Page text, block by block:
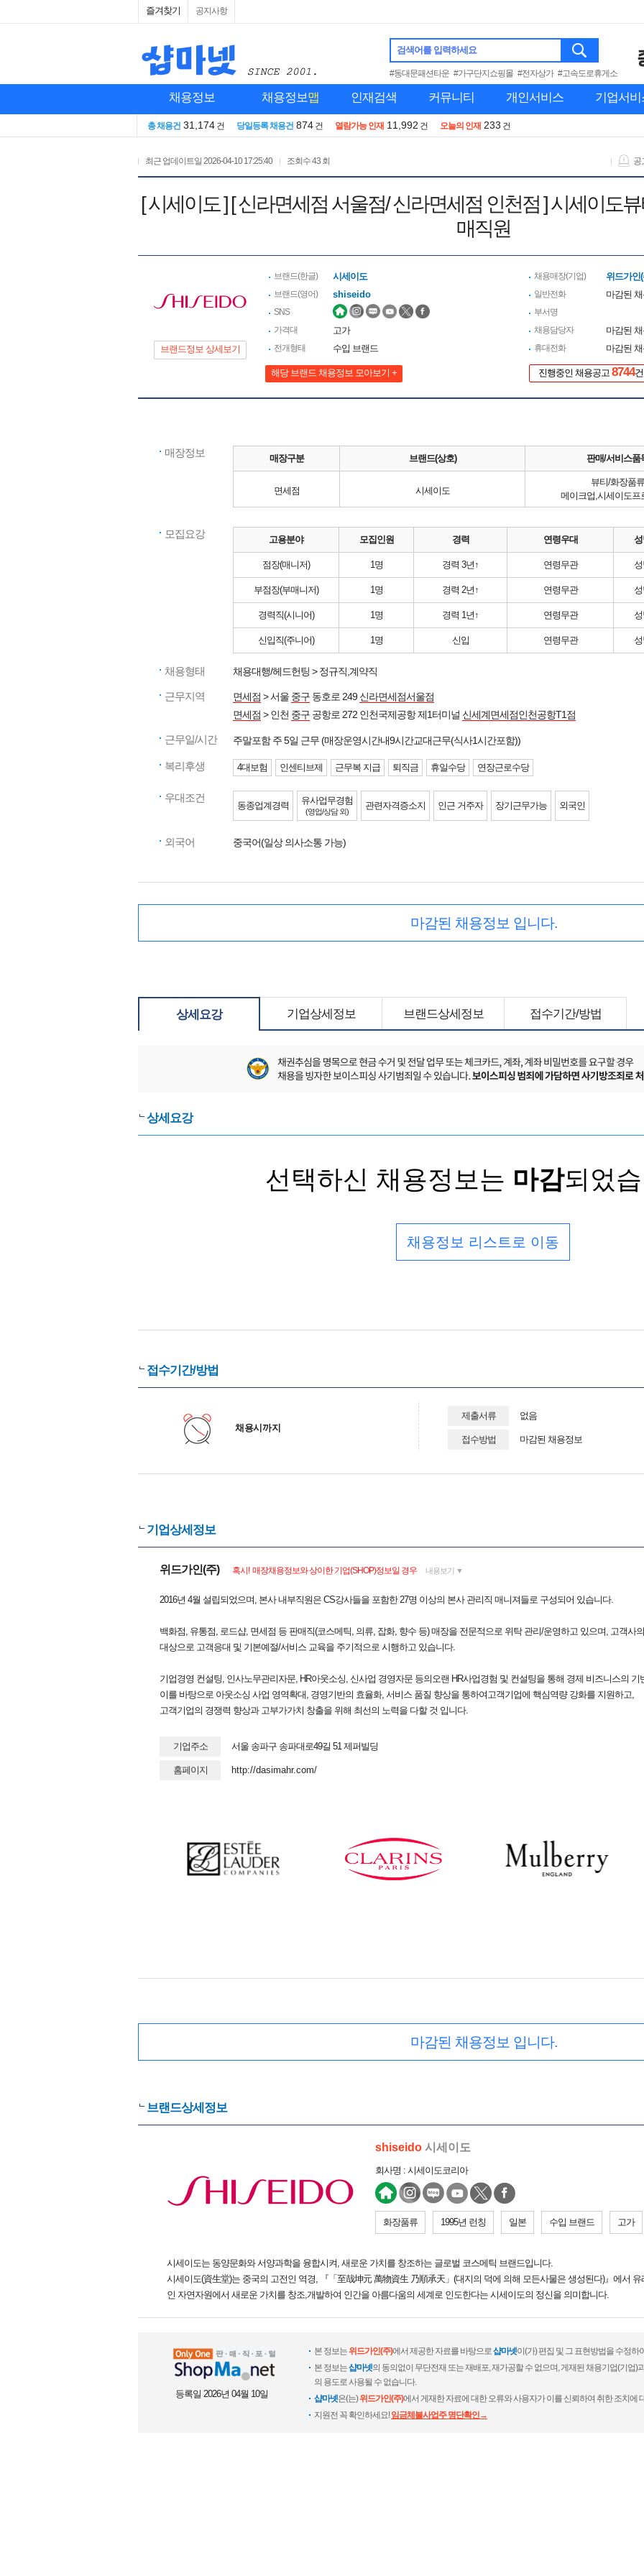
즐겨찾기 공지사항
검색어를 입력하세요
#동대문패션타운 #가구단지쇼핑몰 #전자상가 #고속도로휴게소
채용정보 채용정보맵 인재검색 커뮤니티 개인서비스 기업서비
총 채용건 31,174 건 당일등록 채용건 874 건 열람가능 인재 11,992 건 오늘의 인재 233 건
최근 업데이트일 2026-04-10 17:25:40 조회수43 회 공
[ 시세이도 ] [ 신라면세점 서울점/ 신라면세점 인천점 ] 시세이도
매직원
브랜드정보 상세보기
브랜드(한글) 시세이도
브랜드(영어) shiseido
SNS
가격대
고가
전개형태 수입 브랜드
해당 브랜드 채용정보 모아보기 +
채용매장(기업) 위드가인(
일반전화 마감된
부서명
채용담당자
마감된
휴대전화 마감된
진행중인 채용공고 8744건
매장정보 매장구분 브랜드(상호) 판매/서비스품
면세점 시세이도
뷰티/화장품류
메이크업,시세이도프
모집요강 고용분야 모집인원 경력 연령우대
점장(매니저) 1명 경력 3년↑ 연령무관
부점장(부매니저) 1명 경력 2년↑ 연령무관
경력직(시니어) 1명 경력 1년↑ 연령무관
신입직(주니어) 1명 신입 연령무관
채용형태 채용대행/헤드헌팅 > 정규직,계약직
근무지역 면세점 > 서울 중구 동호로 249신라면세점서울점
면세점 > 인천 중구 공항로 272 인천국제공항 제1터미널 신세계면세점인천공항T1점
근무일/시간 주말포함 주 5일 근무 (매장운영시간내9시간교대근무(식사1시간포함))
복리후생 4대보험 인센티브제 근무복 지급 퇴직금 휴일수당 연장근로수당
우대조건
동종업계경력 유사업무경험
(영업/상담 외)
관련자격증소지 인근 거주자 장기근무가능 외국인
외국어 중국어(일상 의사소통 가능)
마감된 채용정보 입니다.
상세요강 기업상세정보 브랜드상세정보 접수기간/방법
상세요강
선택하신 채용정보는 마감되었
채용정보 리스트로 이동
접수기간/방법
채용시까지
제출서류 없음
접수방법 마감된 채용정보
기업상세정보
위드가인(주) 혹시! 매장채용정보와 상이한 기업(SHOP)정보일 경우 내용보기 ▼
2016년 4월 설립되었으며, 본사 내부직원은 CS강사들을 포함한 27명 이상의 본사 관리직 매니져들로 구성되어 있습니다.
백화점, 유통점, 로드샵, 면세점 등 판매직(코스메틱, 의류, 잡화, 향수 등) 매장을 전문적으로 위탁 관리/운영하고 있으며, 고객사
대상으로 고객응대 및 기본예절/서비스 교육을 주기적으로 시행하고 있습니다.
기업경영 컨설팅, 인사노무관리자문, HR아웃소싱, 신사업 경영자문 등의오랜 HR사업경험 및 컨설팅을 통해 경제 비즈니스의 기
이를 바탕으로 아웃소싱 사업 영역확대, 경영기반의 효율화, 서비스 품질 향상을 통하여고객기업에 핵심역량 강화를 지원하고,
고객기업의 경쟁력 향상과 고부가가치 창출을 위해 최선의 노력을 다할 것 입니다.
기업주소 서울 송파구 송파대로49길 51 제퍼빌딩
홈페이지 http://dasimahr.com/
마감된 채용정보 입니다.
브랜드상세정보
shiseido 시세이도
회사명 : 시세이도코리아
화장품류 1995년 런칭 일본 수입 브랜드 고가
시세이도는 동양문화와 서양과학을 융합시켜, 새로운 가치를 창조하는 글로벌 코스메틱 브랜드입니다.
시세이도(資生堂)는 중국의 고전인 역경, 『「至哉坤元 萬物資生 乃順承天」(대지의 덕에 의해 모든사물은 생성된다)』에서
인 자연자원에서 새로운 가치를 창조,개발하여 인간을 아름다움의 세계로 인도한다는 시세이도의 정신을 의미합니다.
등록일 2026년 04월 10일
본 정보는위드가인(주)에서 제공한 자료를 바탕으로샵마넷이(가) 편집 및 그 표현방법을 수정하
본 정보는샵마넷의 동의없이 무단전재 또는 재배포, 재가공할 수 없으며, 게재된 채용기업(기업)
의 용도로 사용될 수 없습니다.
샵마넷은(는)위드가인(주)에서 게재한 자료에 대한 오류와 사용자가 이를 신뢰하여 취한 조치에
지원전 꼭 확인하세요!임금체불사업주 명단확인→